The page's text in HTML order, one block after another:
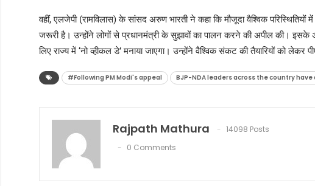
वहीं, एलजेपी (रामविलास) के सांसद अरुण भारती ने कहा कि मौजूदा वैश्विक
जरूरी है। उन्होंने लोगों से प्रधानमंत्री के सुझावों का पालन करने की अपील की। इसके
लिए राज्य में ‘नो व्हीकल डे’ मनाया जाएगा। उन्होंने वैश्विक संकट की तैयारियों को लेकर
#Following PM Modi's appeal BJP-NDA leaders across the country
Rajpath Mathura
14098 Posts
0 Comments